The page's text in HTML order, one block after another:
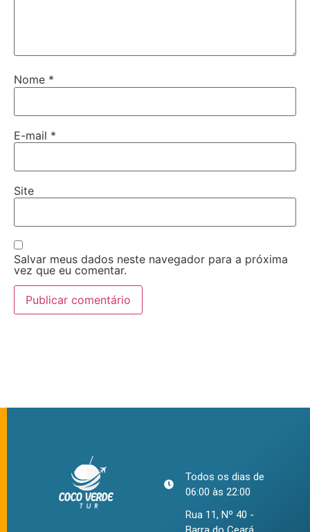
Nome *
E-mail *
Site
Salvar meus dados neste navegador para a próxima
vez que eu comentar.
Todos os dias de
06:00 às 22:00
Rua 11, Nº 40 -